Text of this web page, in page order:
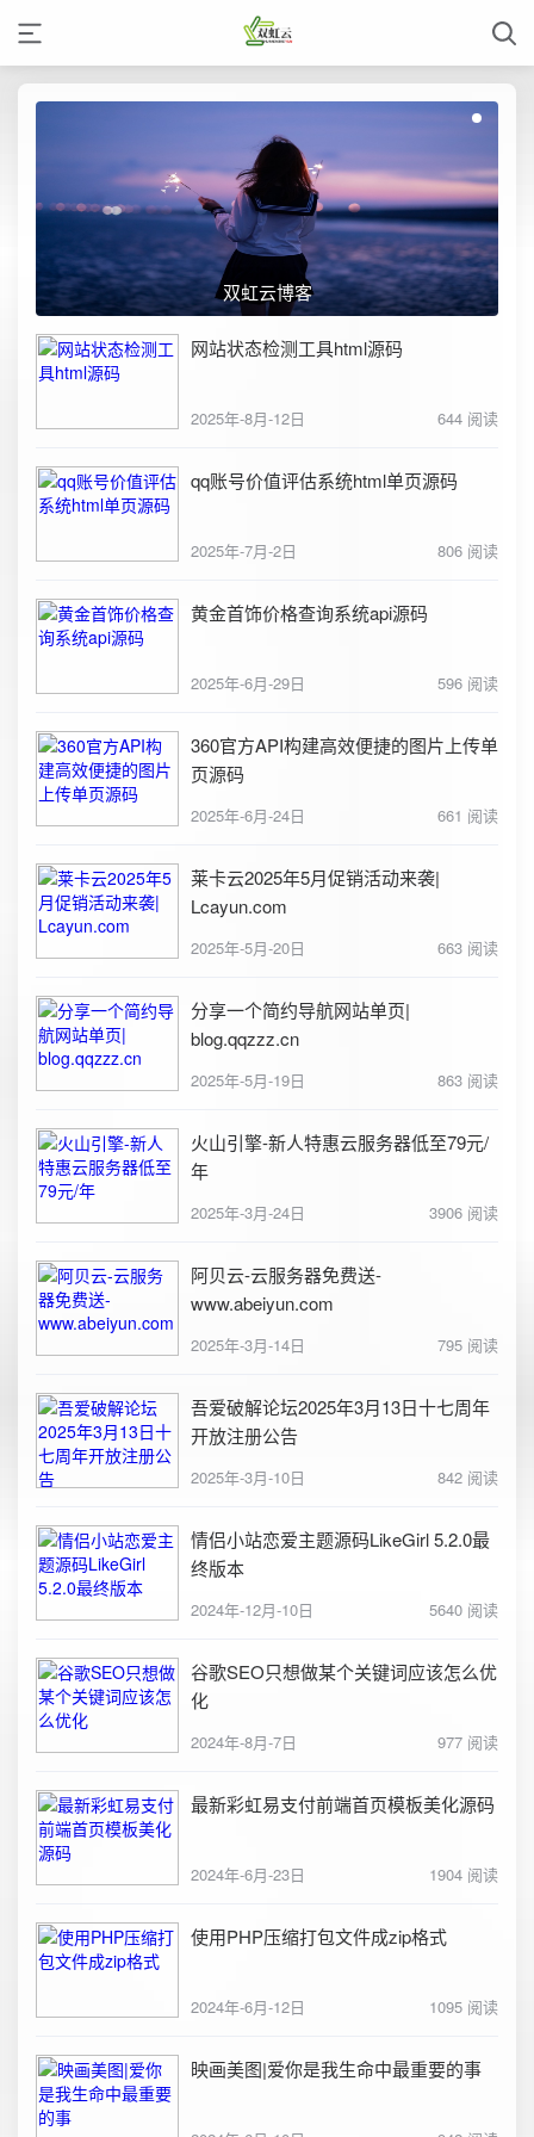
双虹云博客
网站状态检测工具html源码
2025年-8月-12日 644 阅读
qq账号价值评估系统html单页源码
2025年-7月-2日 806 阅读
黄金首饰价格查询系统api源码
2025年-6月-29日 596 阅读
360官方API构建高效便捷的图片上传单
页源码
2025年-6月-24日 661 阅读
莱卡云2025年5月促销活动来袭|
Lcayun.com
2025年-5月-20日 663 阅读
分享一个简约导航网站单页|
blog.qqzzz.cn
2025年-5月-19日 863 阅读
火山引擎-新人特惠云服务器低至79元/
年
2025年-3月-24日 3906 阅读
阿贝云-云服务器免费送-
www.abeiyun.com
2025年-3月-14日 795 阅读
吾爱破解论坛2025年3月13日十七周年
开放注册公告
2025年-3月-10日 842 阅读
情侣小站恋爱主题源码LikeGirl 5.2.0最
终版本
2024年-12月-10日 5640 阅读
谷歌SEO只想做某个关键词应该怎么优
化
2024年-8月-7日 977 阅读
最新彩虹易支付前端首页模板美化源码
2024年-6月-23日 1904 阅读
使用PHP压缩打包文件成zip格式
2024年-6月-12日 1095 阅读
映画美图|爱你是我生命中最重要的事